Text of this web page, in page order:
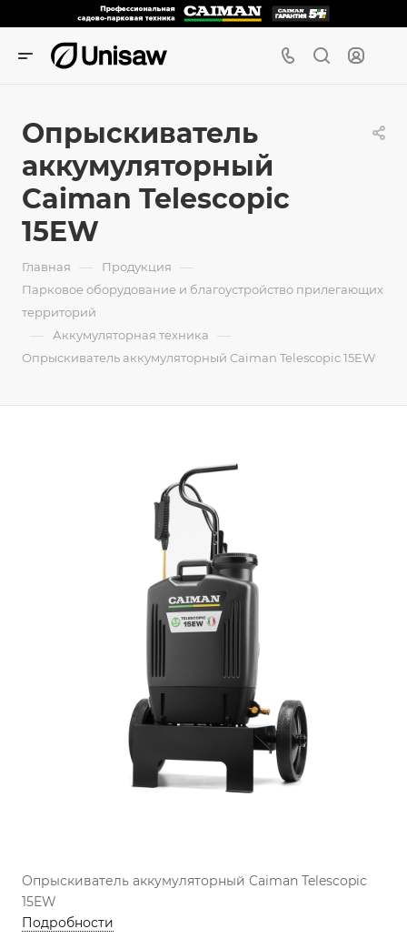
Опрыскиватель
аккумуляторный
Caiman Telescopic
15EW
Главная — Продукция —
Парковое оборудование и благоустройство прилегающих
территорий
— Аккумуляторная техника —
Опрыскиватель аккумуляторный Caiman Telescopic 15EW
Опрыскиватель аккумуляторный Caiman Telescopic
15EW
Подробности